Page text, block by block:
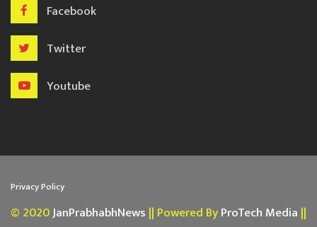
Facebook
Twitter
Youtube
Privacy Policy
© 2020JanPrabhabhNews || Powered ByProTech Media ||